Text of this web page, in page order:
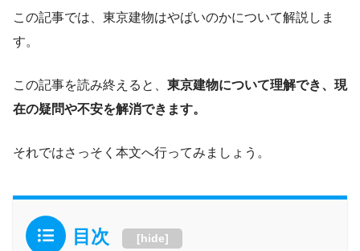
この記事では、東京建物はやばいのかについて解説しま
す。
この記事を読み終えると、 東京建物について理解でき、現
在の疑問や不安を解消できます。
それではさっそく本文へ行ってみましょう。
目次 [hide]